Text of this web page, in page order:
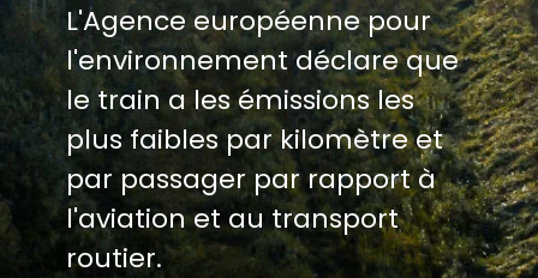
L'Agence européenne pour
l'environnement déclare que
le train a les émissions les
plus faibles par kilomètre et
par passager par rapport à
l'aviation et au transport
routier.